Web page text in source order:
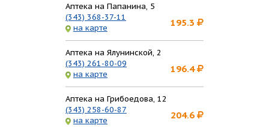
Аптека на Папанина, 5
(343) 368-37-11
на карте
195.3
Аптека на Ялунинской, 2
(343) 261-80-09
на карте
196.4
Аптека на Грибоедова, 12
(343) 258-60-87
на карте
204.6